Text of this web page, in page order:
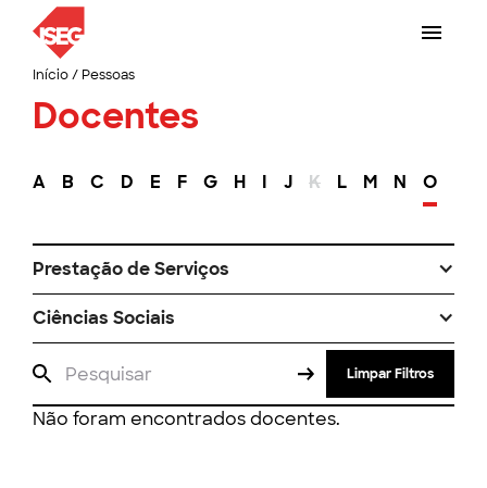
Início/ Pessoas
Docentes
A B C D E F G H I J K L M N O
Prestação de Serviços
Ciências Sociais
Limpar Filtros
Não foram encontrados docentes.